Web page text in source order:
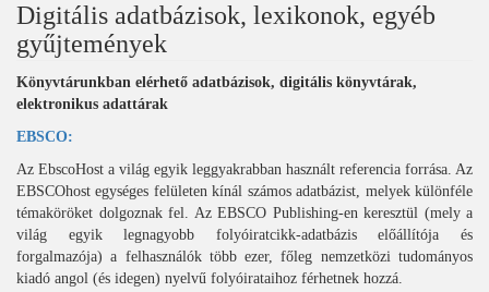
Digitális adatbázisok, lexikonok, egyéb
gyűjtemények
Könyvtárunkban elérhető adatbázisok, digitális könyvtárak,
elektronikus adattárak
EBSCO:
Az EbscoHost a világ egyik leggyakrabban használt referencia forrása. Az
EBSCOhost egységes felületen kínál számos adatbázist, melyek különféle
témaköröket dolgoznak fel. Az EBSCO Publishing-en keresztül (mely a
világ egyik legnagyobb folyóiratcikk-adatbázis előállítója és
forgalmazója) a felhasználók több ezer, főleg nemzetközi tudományos
kiadó angol (és idegen) nyelvű folyóirataihoz férhetnek hozzá.